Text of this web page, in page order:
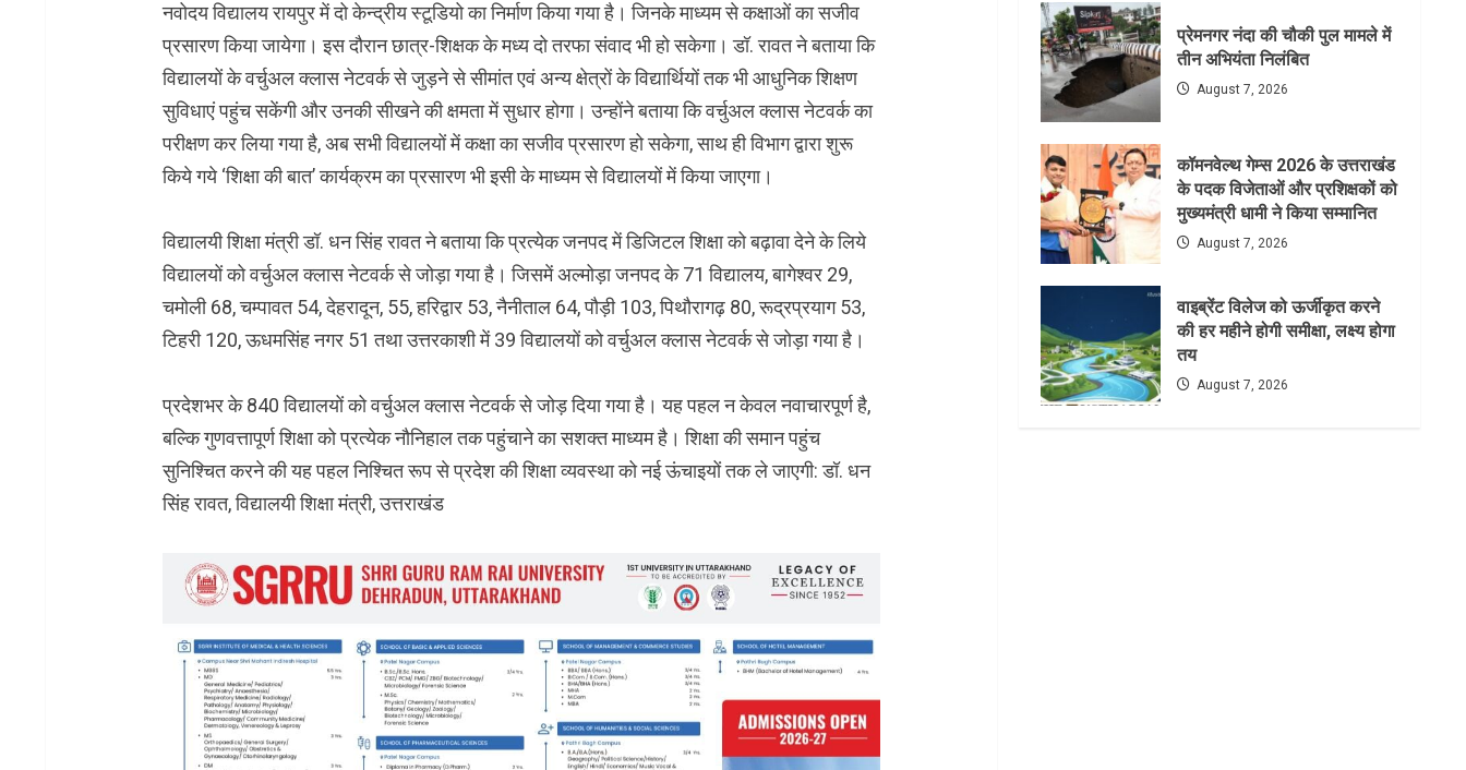
नवोदय विद्यालय रायपुर में दो केन्द्रीय स्टूडियो का निर्माण किया गया है। जिनके माध्यम से कक्षाओं का सजीव
प्रसारण किया जायेगा। इस दौरान छात्र-शिक्षक के मध्य दो तरफा संवाद भी हो सकेगा। डॉ. रावत ने बताया कि
विद्यालयों के वर्चुअल क्लास नेटवर्क से जुड़ने से सीमांत एवं अन्य क्षेत्रों के विद्यार्थियों तक भी आधुनिक शिक्षण
सुविधाएं पहुंच सकेंगी और उनकी सीखने की क्षमता में सुधार होगा। उन्होंने बताया कि वर्चुअल क्लास नेटवर्क का
परीक्षण कर लिया गया है, अब सभी विद्यालयों में कक्षा का सजीव प्रसारण हो सकेगा, साथ ही विभाग द्वारा शुरू
किये गये ‘शिक्षा की बात’ कार्यक्रम का प्रसारण भी इसी के माध्यम से विद्यालयों में किया जाएगा।
विद्यालयी शिक्षा मंत्री डॉ. धन सिंह रावत ने बताया कि प्रत्येक जनपद में डिजिटल शिक्षा को बढ़ावा देने के लिये
विद्यालयों को वर्चुअल क्लास नेटवर्क से जोड़ा गया है। जिसमें अल्मोड़ा जनपद के 71 विद्यालय, बागेश्वर 29,
चमोली 68, चम्पावत 54, देहरादून, 55, हरिद्वार 53, नैनीताल 64, पौड़ी 103, पिथौरागढ़ 80, रूद्रप्रयाग 53,
टिहरी 120, ऊधमसिंह नगर 51 तथा उत्तरकाशी में 39 विद्यालयों को वर्चुअल क्लास नेटवर्क से जोड़ा गया है।
प्रदेशभर के 840 विद्यालयों को वर्चुअल क्लास नेटवर्क से जोड़ दिया गया है। यह पहल न केवल नवाचारपूर्ण है,
बल्कि गुणवत्तापूर्ण शिक्षा को प्रत्येक नौनिहाल तक पहुंचाने का सशक्त माध्यम है। शिक्षा की समान पहुंच
सुनिश्चित करने की यह पहल निश्चित रूप से प्रदेश की शिक्षा व्यवस्था को नई ऊंचाइयों तक ले जाएगी: डॉ. धन
सिंह रावत, विद्यालयी शिक्षा मंत्री, उत्तराखंड
प्रेमनगर नंदा की चौकी पुल मामले में
तीन अभियंता निलंबित
August 7, 2026
कॉमनवेल्थ गेम्स 2026 के उत्तराखंड
के पदक विजेताओं और प्रशिक्षकों को
मुख्यमंत्री धामी ने किया सम्मानित
August 7, 2026
वाइब्रेंट विलेज को ऊर्जीकृत करने
की हर महीने होगी समीक्षा, लक्ष्य होगा
तय
August 7, 2026